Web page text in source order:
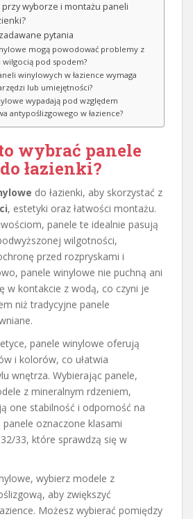
przy wyborze i montażu paneli
pytania
mogą powodować problemy z
wilgocią pod spodem?
winylowych w łazience wymaga
lub umiejętności?
wypadają pod względem
antypoślizgowego w łazience?
wybrać panele
łazienki?
do łazienki, aby skorzystać z
, estetyki oraz łatwości montażu.
panele te idealnie pasują
wilgotności,
przed rozpryskami i
panele winylowe nie puchną ani
w kontakcie z wodą, co czyni je
niż tradycyjne panele
panele winylowe oferują
i kolorów, co ułatwia
wnętrza. Wybierając panele,
z mineralnym rdzeniem,
one stabilność i odporność na
panele oznaczone klasami
33, które sprawdzą się w
wybierz modele z
aby zwiększyć
Możesz wybierać pomiędzy